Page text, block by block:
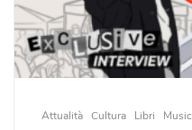
Attualità Cultura Libri